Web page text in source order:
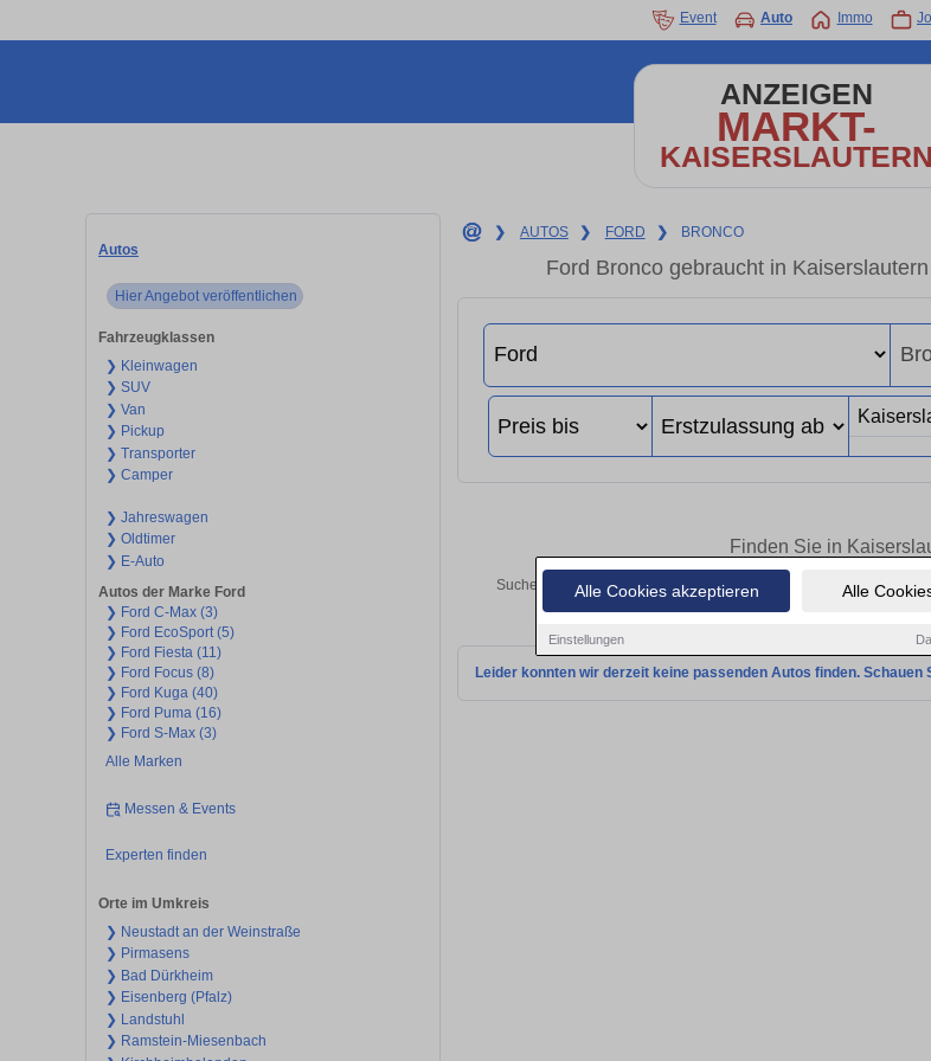
Alle Cookies akzeptieren Alle
Einstellungen
Event Auto Immo
ANZEIGEN
MARKT-
KAISERSLAUTERN
Autos
Hier Angebot veröffentlichen
Fahrzeugklassen
❯ Kleinwagen
❯ SUV
❯ Van
❯ Pickup
❯ Transporter
❯ Camper
❯ Jahreswagen
❯ Oldtimer
❯ E-Auto
Autos der Marke Ford
❯ Ford C-Max (3)
❯ Ford EcoSport (5)
❯ Ford Fiesta (11)
❯ Ford Focus (8)
❯ Ford Kuga (40)
❯ Ford Puma (16)
❯ Ford S-Max (3)
Alle Marken
Messen & Events
Experten finden
Orte im Umkreis
❯ Neustadt an der Weinstraße
❯ Pirmasens
❯ Bad Dürkheim
❯ Eisenberg (Pfalz)
❯ Landstuhl
❯ Ramstein-Miesenbach
❯ AUTOS ❯ FORD ❯ BRONCO
Ford Bronco gebraucht in
Finden Sie in
Suchen Sie in Kaiserslautern einen Ford Bronco
Leider konnten wir derzeit keine passenden Autos finden. Schauen